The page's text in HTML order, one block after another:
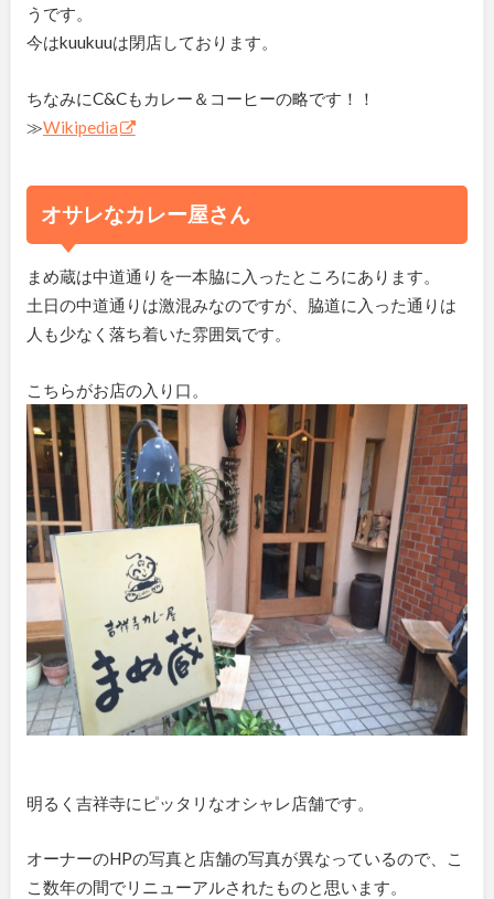
うです。
今はkuukuuは閉店しております。
ちなみにC&Cもカレー＆コーヒーの略です！！
≫Wikipedia
オサレなカレー屋さん
まめ蔵は中道通りを一本脇に入ったところにあります。
土日の中道通りは激混みなのですが、脇道に入った通りは
人も少なく落ち着いた雰囲気です。
こちらがお店の入り口。
明るく吉祥寺にピッタリなオシャレ店舗です。
オーナーのHPの写真と店舗の写真が異なっているので、こ
こ数年の間でリニューアルされたものと思います。